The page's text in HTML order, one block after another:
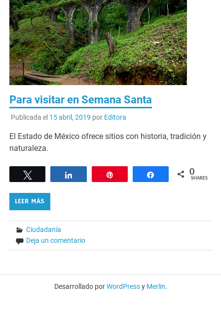
Para visitar en Semana Santa
Publicada el 15 abril, 2019 por Editora
El Estado de México ofrece sitios con historia, tradición y
naturaleza.
Share 0
SHARES
LEER MÁS
Ciudadanía
Deja un comentario
Desarrollado porWordPressy Merlin.